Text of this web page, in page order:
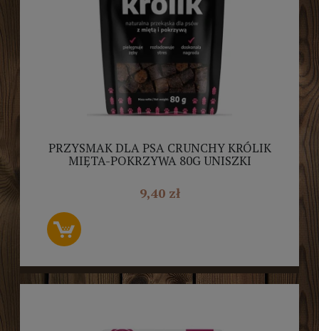
PRZYSMAK DLA PSA CRUNCHY KRÓLIK
MIĘTA-POKRZYWA 80G UNISZKI
9,40 zł